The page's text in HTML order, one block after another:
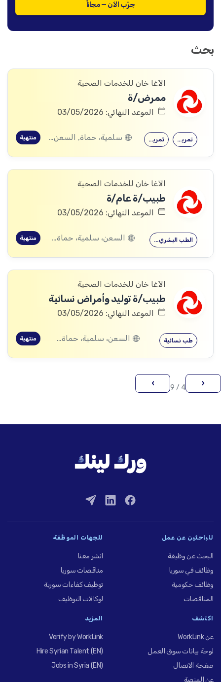
جرّب الآن — مجاناً
بحث
الآغا خان للخدمات الصحية
ممرض/ة
الموعد النهائي: 03/05/2026
تمريض تمريض سلمية، حماة, السعن، سلمية، حماة, عقيربات، حماة, العشارنة، حماة منتهية
الآغا خان للخدمات الصحية
طبيب/ة عام/ة
الموعد النهائي: 03/05/2026
الطب البشري… السعن، سلمية، حماة, العشارنة، حماة منتهية
الآغا خان للخدمات الصحية
طبيب/ة توليد وأمراض نسائية
الموعد النهائي: 03/05/2026
طب نسائية السعن، سلمية، حماة, عقيربات، حماة, العشارنة، حماة منتهية
‹
4 / 9
›
للباحثين عن عمل
البحث عن وظيفة
وظائف في سوريا
وظائف حكومية
المناقصات
للجهات الموظِّفة
انشر معنا
مناقصات سوريا
توظيف كفاءات سورية
لوكالات التوظيف
اكتشف
عن WorkLink
لوحة بيانات سوق العمل
صفحة الاتصال
عن المنصة
المزيد
Verify by WorkLink
Hire Syrian Talent (EN)
Jobs in Syria (EN)